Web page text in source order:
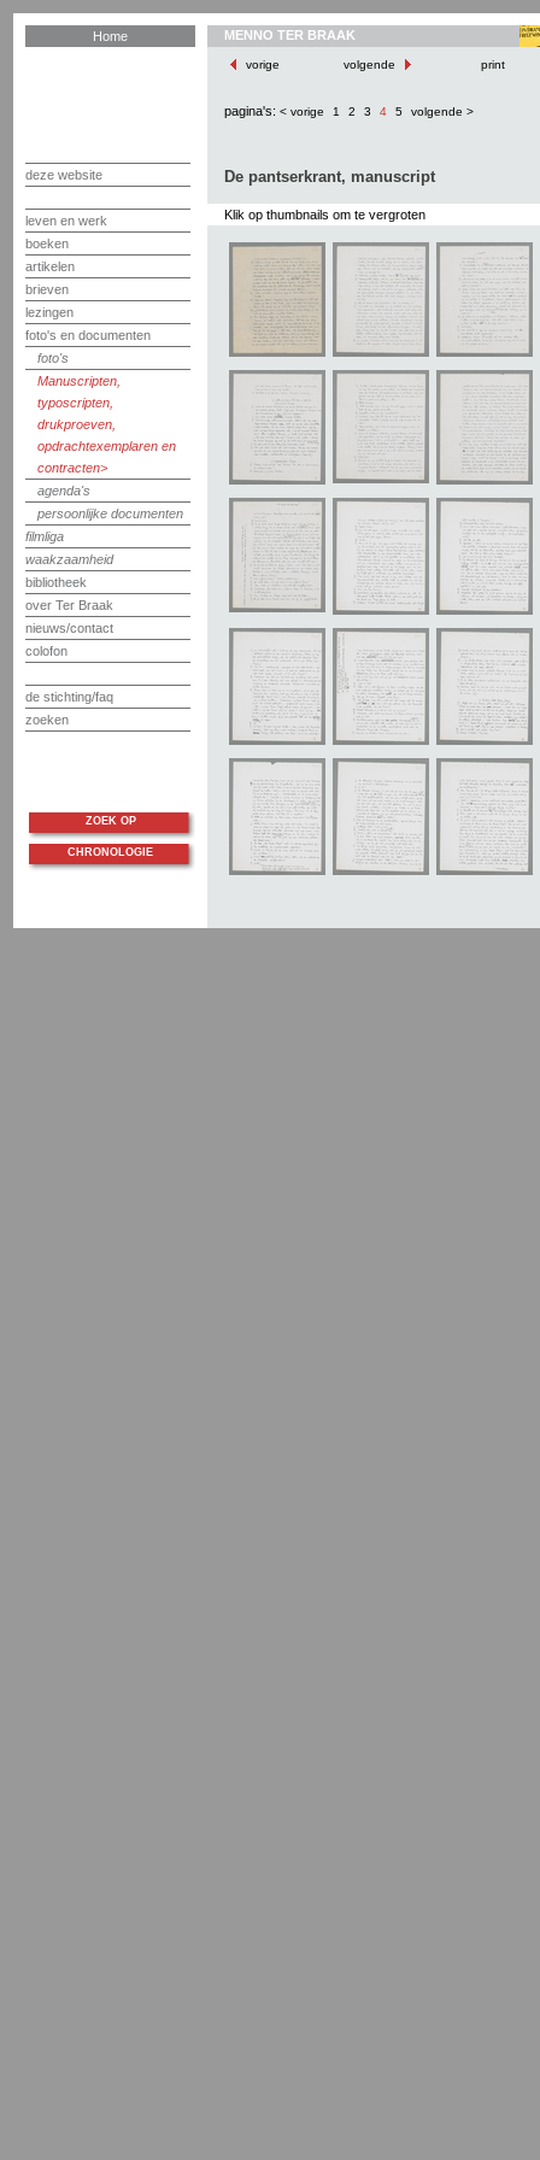
Home
deze website
leven en werk
boeken
artikelen
brieven
lezingen
foto's en documenten
foto's
Manuscripten,
typoscripten,
drukproeven,
opdrachtexemplaren en
contracten
agenda's
persoonlijke documenten
filmliga
waakzaamheid
bibliotheek
over Ter Braak
nieuws/contact
colofon
de stichting/faq
zoeken
MENNO TER BRAAK
vorige volgende print
pagina's: < vorige 1 2 3 4 5 volgende >
De pantserkrant, manuscript
Klik op thumbnails om te vergroten
ZOEK OP
CHRONOLOGIE